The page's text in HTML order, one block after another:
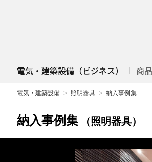
電気・建築設備（ビジネス） 商
電気・建築設備 照明器具 納入事例集
納入事例集 （照明器具）